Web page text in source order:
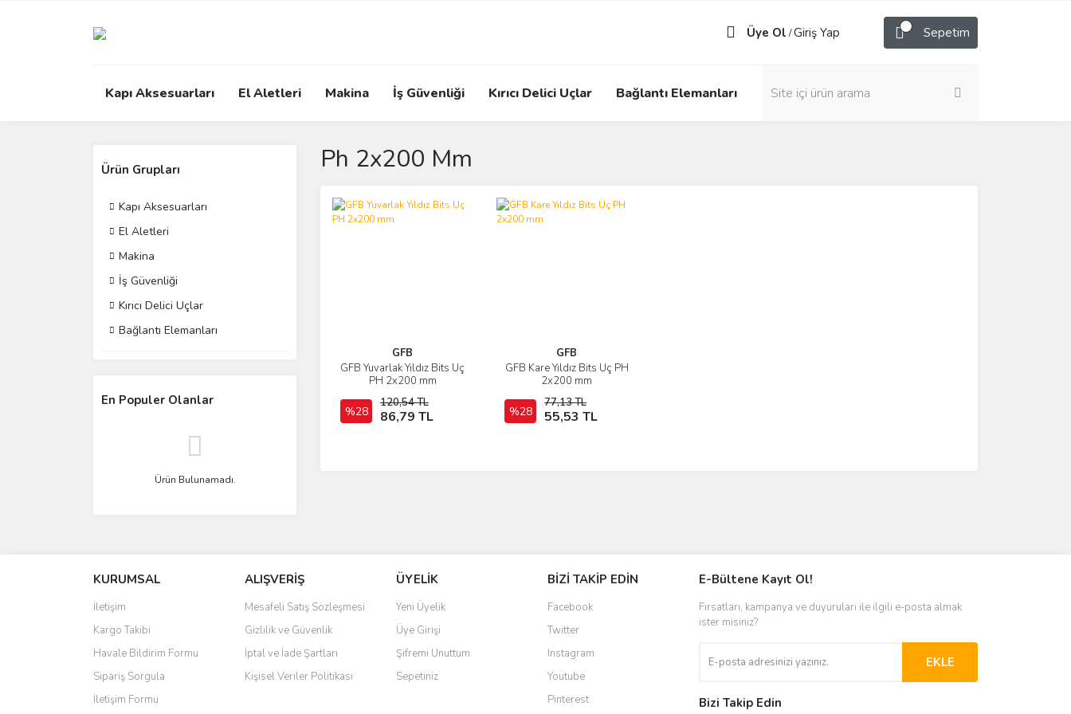
Üye Ol /Giriş Yap Sepetim
Kapı Aksesuarları El Aletleri Makina İş Güvenliği Kırıcı Delici Uçlar Bağlantı Elemanları
Ürün Grupları
Kapı Aksesuarları
El Aletleri
Makina
İş Güvenliği
Kırıcı Delici Uçlar
Bağlantı Elemanları
En Populer Olanlar
Ürün Bulunamadı.
Ph 2x200 Mm
GFB
GFB Yuvarlak Yıldız Bits Uç
PH 2x200 mm
%28
120,54 TL
86,79 TL
İncele
Sepete Ekle
GFB
GFB Kare Yıldız Bits Uç PH
2x200 mm
%28
77,13 TL
55,53 TL
İncele
Sepete Ekle
KURUMSAL
İletişim
Kargo Takibi
Havale Bildirim Formu
Sipariş Sorgula
İletişim Formu
ALIŞVERİŞ
Mesafeli Satış Sözleşmesi
Gizlilik ve Güvenlik
İptal ve İade Şartları
Kişisel Veriler Politikası
ÜYELİK
Yeni Üyelik
Üye Girişi
Şifremi Unuttum
Sepetiniz
BİZİ TAKİP EDİN
Facebook
Twitter
Instagram
Youtube
Pinterest
E-Bültene Kayıt Ol!
Fırsatları, kampanya ve duyuruları ile ilgili e-posta almak
ister misiniz?
EKLE
Bizi Takip Edin